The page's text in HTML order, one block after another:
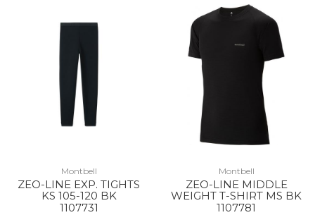
Montbell
ZEO-LINE EXP. TIGHTS
KS 105-120 BK
1107731
Montbell
ZEO-LINE MIDDLE
WEIGHT T-SHIRT MS BK
1107781